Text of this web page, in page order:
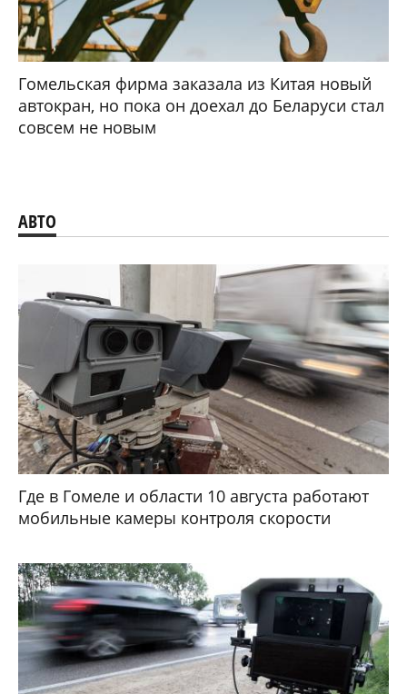
Гомельская фирма заказала из Китая новый
автокран, но пока он доехал до Беларуси стал
совсем не новым
АВТО
Где в Гомеле и области 10 августа работают
мобильные камеры контроля скорости